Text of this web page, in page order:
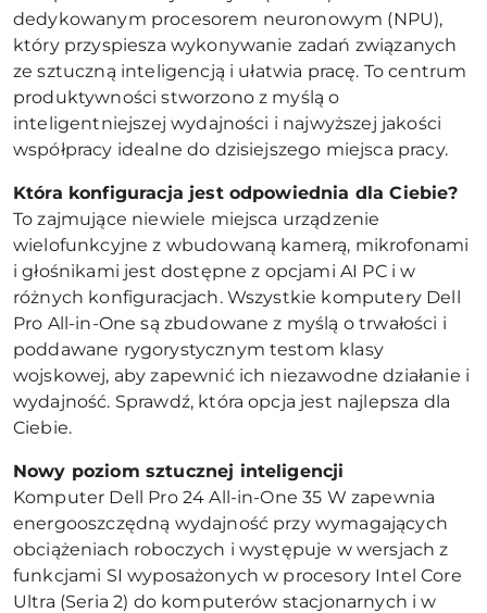
dedykowanym procesorem neuronowym (NPU),
który przyspiesza wykonywanie zadań związanych
ze sztuczną inteligencją i ułatwia pracę. To centrum
produktywności stworzono z myślą o
inteligentniejszej wydajności i najwyższej jakości
współpracy idealne do dzisiejszego miejsca pracy.
Która konfiguracja jest odpowiednia dla Ciebie?
To zajmujące niewiele miejsca urządzenie
wielofunkcyjne z wbudowaną kamerą, mikrofonami
i głośnikami jest dostępne z opcjami AI PC i w
różnych konfiguracjach. Wszystkie komputery Dell
Pro All-in-One są zbudowane z myślą o trwałości i
poddawane rygorystycznym testom klasy
wojskowej, aby zapewnić ich niezawodne działanie i
wydajność. Sprawdź, która opcja jest najlepsza dla
Ciebie.
Nowy poziom sztucznej inteligencji
Komputer Dell Pro 24 All-in-One 35 W zapewnia
energooszczędną wydajność przy wymagających
obciążeniach roboczych i występuje w wersjach z
funkcjami SI wyposażonych w procesory Intel Core
Ultra (Seria 2) do komputerów stacjonarnych i w